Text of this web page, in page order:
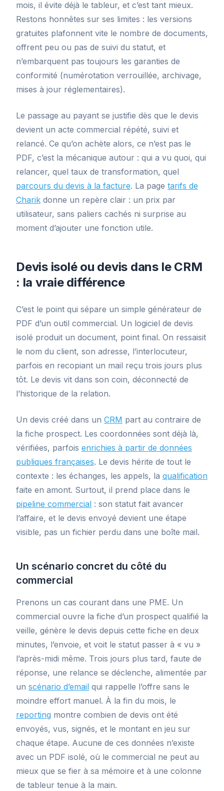
mois, il évite déjà le tableur, et c’est tant mieux.
Restons honnêtes sur ses limites : les versions
gratuites plafonnent vite le nombre de documents,
offrent peu ou pas de suivi du statut, et
n’embarquent pas toujours les garanties de
conformité (numérotation verrouillée, archivage,
mises à jour réglementaires).
Le passage au payant se justifie dès que le devis
devient un acte commercial répété, suivi et
relancé. Ce qu’on achète alors, ce n’est pas le
PDF, c’est la mécanique autour : qui a vu quoi, qui
relancer, quel taux de transformation, quel
parcours du devis à la facture. La page tarifs de
Charik donne un repère clair : un prix par
utilisateur, sans paliers cachés ni surprise au
moment d’ajouter une fonction utile.
Devis isolé ou devis dans le CRM
: la vraie différence
C’est le point qui sépare un simple générateur de
PDF d’un outil commercial. Un logiciel de devis
isolé produit un document, point final. On ressaisit
le nom du client, son adresse, l’interlocuteur,
parfois en recopiant un mail reçu trois jours plus
tôt. Le devis vit dans son coin, déconnecté de
l’historique de la relation.
Un devis créé dans un CRM part au contraire de
la fiche prospect. Les coordonnées sont déjà là,
vérifiées, parfois enrichies à partir de données
publiques françaises. Le devis hérite de tout le
contexte : les échanges, les appels, la qualification
faite en amont. Surtout, il prend place dans le
pipeline commercial : son statut fait avancer
l’affaire, et le devis envoyé devient une étape
visible, pas un fichier perdu dans une boîte mail.
Un scénario concret du côté du
commercial
Prenons un cas courant dans une PME. Un
commercial ouvre la fiche d’un prospect qualifié la
veille, génère le devis depuis cette fiche en deux
minutes, l’envoie, et voit le statut passer à « vu »
l’après-midi même. Trois jours plus tard, faute de
réponse, une relance se déclenche, alimentée par
un scénario d’email qui rappelle l’offre sans le
moindre effort manuel. À la fin du mois, le
reporting montre combien de devis ont été
envoyés, vus, signés, et le montant en jeu sur
chaque étape. Aucune de ces données n’existe
avec un PDF isolé, où le commercial ne peut au
mieux que se fier à sa mémoire et à une colonne
de tableur tenue à la main.